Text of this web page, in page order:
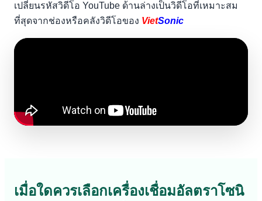
เปลี่ยนรหัสวิดีโอ YouTube ด้านล่างเป็นวิดีโอที่เหมาะสม
ที่สุดจากช่องหรือคลังวิดีโอของ VietSonic
เมื่อใดควรเลือกเครื่องเชื่อมอัลตราโซนิ